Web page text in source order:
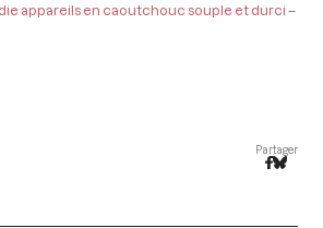
appareils en caoutchouc souple et durci –
Partager